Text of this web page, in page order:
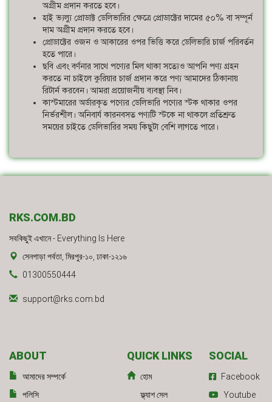
অগ্রীম প্রদান করতে হবে।
হাই ভ্যল্যু প্রোডাক্ট ডেলিভারির ক্ষেত্রে প্রোডাক্টের দামের ৫০% বা সম্পূর্ন
দাম অগ্রীম প্রদান করতে হবে।
প্রোডাক্টের ওজন ও আকারের ওপর ভিত্তি করে ডেলিভারি চার্জ পরিবর্তন
হতে পারে।
ছবি এবং বর্ণনার সাথে পণ্যের মিল থাকা সত্যেও আপনি পণ্য গ্রহন
করতে না চাইলে কুরিয়ার চার্জ প্রদান করে পণ্য আমাদের ঠিকানায়
রিটার্ন করবেন। আমরা প্রয়োজনীয় ব্যবস্থা নিব।
কাস্টমারের অর্ডারকৃত পণ্যের ডেলিভারি পণ্যের স্টক থাকার ওপর
নির্ভরশীল। অনিবার্য কারনবসত পণ্যটি স্টকে না থাকলে প্রতিশ্রুত
সময়ের চাইতে ডেলিভারির সময় কিছুটা বেশি লাগতে পারে।
RKS.COM.BD
সবকিছুই এখানে - Everything Is Here
সেনপাড়া পর্বতা, মিরপুর-১০, ঢাকা-১২১৬
01300550444
support@rks.com.bd
ABOUT
আমাদের সম্পর্কে
পলিসি
QUICK LINKS
হোম
ফ্ল্যাশ সেল
SOCIAL
Facebook
Youtube